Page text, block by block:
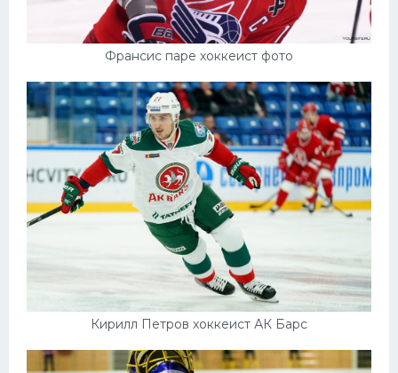
Франсис паре хоккеист фото
Кирилл Петров хоккеист АК Барс